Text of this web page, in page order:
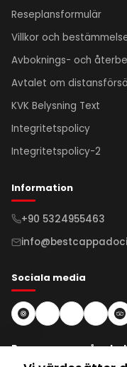
Reseplansformulär
Villkor och
Avboknings- och
Avtalet om
KVK Belysning Text
Integritetspolicy
Integritetspolicy-2
Information
+90 5324955463
Sociala media
Prenumerera på